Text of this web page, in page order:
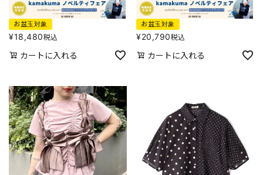
お盆玉対象
¥18,480税込
カートに入れる
お盆玉対象
¥20,790税込
カートに入れる